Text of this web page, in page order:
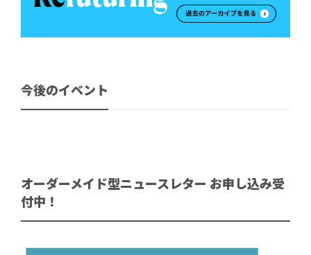
今後のイベント
オーダーメイド型ニュースレター お申し込み受
付中！